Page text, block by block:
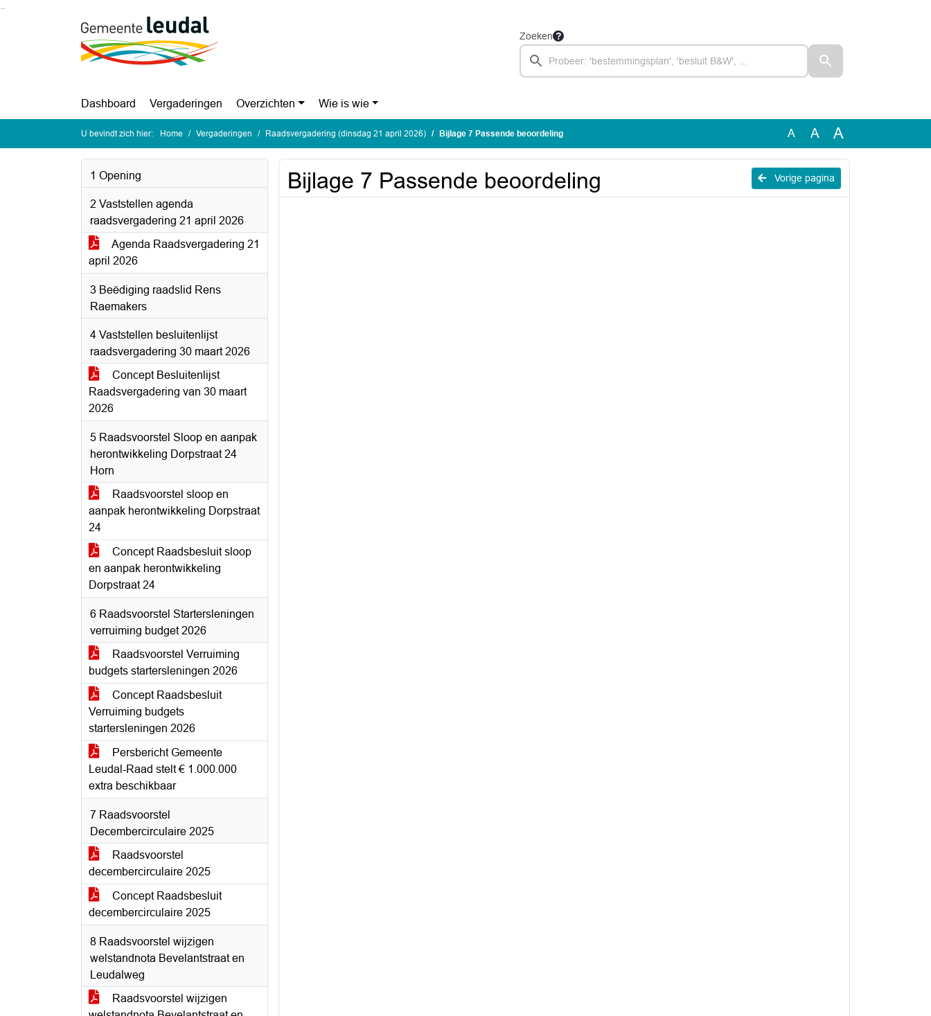
Ga naar de inhoud van deze pagina
Zoeken
Dashboard Vergaderingen Overzichten Wie is wie
U bevindt zich hier: Home Vergaderingen Raadsvergadering (dinsdag 21 april 2026) Bijlage 7 Passende beoordeling A A A
1 Opening
2 Vaststellen agenda
raadsvergadering 21 april 2026
Agenda Raadsvergadering 21
april 2026
3 Beëdiging raadslid Rens
Raemakers
4 Vaststellen besluitenlijst
raadsvergadering 30 maart 2026
Concept Besluitenlijst
Raadsvergadering van 30 maart
2026
5 Raadsvoorstel Sloop en aanpak
herontwikkeling Dorpstraat 24
Horn
Raadsvoorstel sloop en
aanpak herontwikkeling Dorpstraat
24
Concept Raadsbesluit sloop
en aanpak herontwikkeling
Dorpstraat 24
6 Raadsvoorstel Startersleningen
verruiming budget 2026
Raadsvoorstel Verruiming
budgets startersleningen 2026
Concept Raadsbesluit
Verruiming budgets
startersleningen 2026
Persbericht Gemeente
Leudal-Raad stelt € 1.000.000
extra beschikbaar
7 Raadsvoorstel
Decembercirculaire 2025
Raadsvoorstel
decembercirculaire 2025
Concept Raadsbesluit
decembercirculaire 2025
8 Raadsvoorstel wijzigen
welstandnota Bevelantstraat en
Leudalweg
Raadsvoorstel wijzigen
Vorige pagina
Bijlage 7 Passende beoordeling